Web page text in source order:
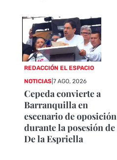
REDACCIÓN EL ESPACIO
NOTICIAS |7 AGO, 2026
Cepeda convierte a
Barranquilla en
escenario de oposición
durante la posesión de
De la Espriella